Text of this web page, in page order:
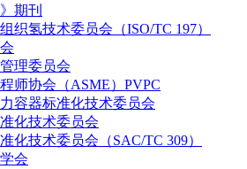
期刊
织氢技术委员会（ISO/TC 197）
理委员会
师协会（ASME）PVPC
容器标准化技术委员会
化技术委员会
化技术委员会（SAC/TC 309）
会